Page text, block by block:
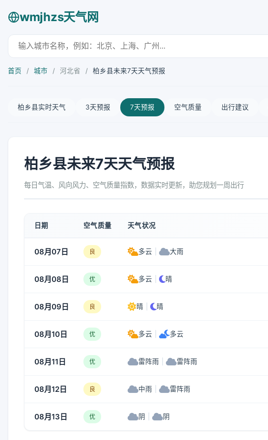
wmjhzs天气网
首页 / 城市 / 河北省 / 柏乡县未来7天天气预报
柏乡县实时天气 3天预报 7天预报 空气质量 出行建议
柏乡县未来7天天气预报
每日气温、风向风力、空气质量指数，数据实时更新，助您规划一周出行
日期 空气质量 天气状况
08月07日 良 多云 大雨
08月08日 优 多云 晴
08月09日 良 晴 晴
08月10日 优 多云 多云
08月11日 优 雷阵雨 雷阵雨
08月12日 良 中雨 雷阵雨
08月13日 优 阴 阴